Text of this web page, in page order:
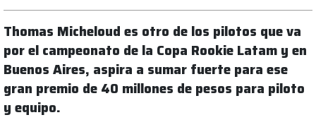
Thomas Micheloud es otro de los pilotos que va
por el campeonato de la Copa Rookie Latam y en
Buenos Aires, aspira a sumar fuerte para ese
gran premio de 40 millones de pesos para piloto
y equipo.